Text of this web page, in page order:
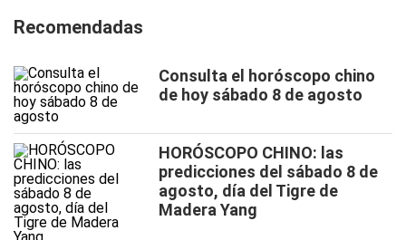
Recomendadas
Consulta el horóscopo chino
de hoy sábado 8 de agosto
HORÓSCOPO CHINO: las
predicciones del sábado 8 de
agosto, día del Tigre de
Madera Yang